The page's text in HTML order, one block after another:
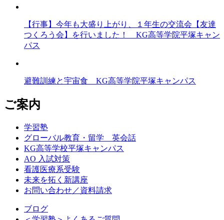
【行事】今年も大盛り上がり、１年生の交流会【友達
つくろう会】を行いました！ KG高等学院平塚キャン
パス
避難訓練と宇宙食 KG高等学院平塚キャンパス
ご案内
学習塾
グローバル教育・留学 英会話
KG高等学校平塚キャンパス
AO 入試対策
看護医療系受験
未来を拓く新講座
お問い合わせ／資料請求
ブログ